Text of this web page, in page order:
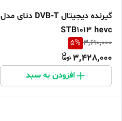
گیرنده دیجیتال DVB-T دنای مدل
STB1013 hevc
3,610,000
5%
3,428,000
افزودن به سبد